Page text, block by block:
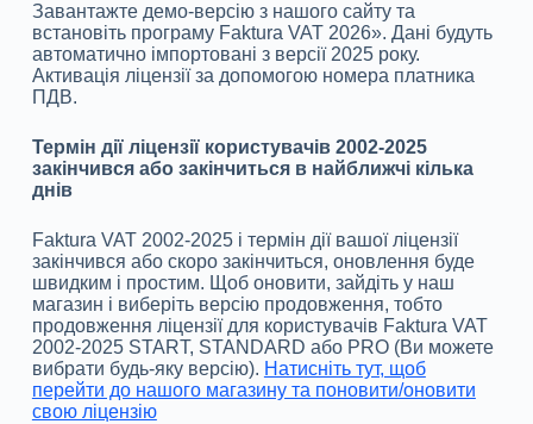
Завантажте демо-версію з нашого сайту та
встановіть програму Faktura VAT 2026». Дані будуть
автоматично імпортовані з версії 2025 року.
Активація ліцензії за допомогою номера платника
ПДВ.
Термін дії ліцензії користувачів 2002-2025
закінчився або закінчиться в найближчі кілька
днів
Faktura VAT 2002-2025 і термін дії вашої ліцензії
закінчився або скоро закінчиться, оновлення буде
швидким і простим. Щоб оновити, зайдіть у наш
магазин і виберіть версію продовження, тобто
продовження ліцензії для користувачів Faktura VAT
2002-2025 START, STANDARD або PRO (Ви можете
вибрати будь-яку версію). Натисніть тут, щоб
перейти до нашого магазину та поновити/оновити
свою ліцензію